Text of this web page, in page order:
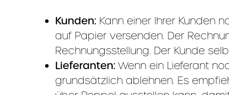
Kunden: Kann einer Ihrer Kunden
auf Papier versenden. Der
Rechnungsstellung. Der Kunde
Lieferanten: Wenn ein Lieferant
grundsätzlich ablehnen. Es